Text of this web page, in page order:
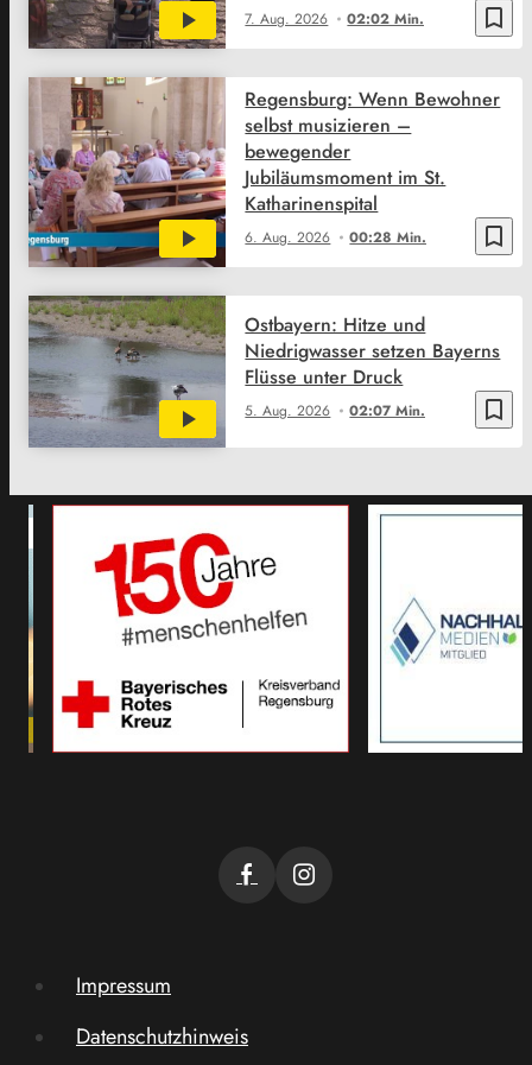
bookmark_border
7. Aug. 2026 02:02 Min.
bookmark_border
6. Aug. 2026 00:28 Min.
Regensburg: Wenn Bewohner
selbst musizieren –
bewegender
Jubiläumsmoment im St.
Katharinenspital
bookmark_border
5. Aug. 2026 02:07 Min.
Ostbayern: Hitze und
Niedrigwasser setzen Bayerns
Flüsse unter Druck
Impressum
Datenschutzhinweis